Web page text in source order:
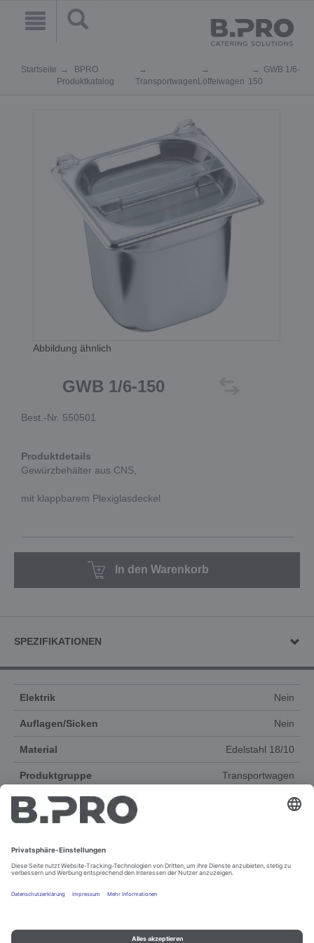
Startseite
BPRO
Produktkatalog
Transportwagen Löffelwagen
GWB 1/6-
150
Abbildung ähnlich
GWB 1/6-150
Best.-Nr. 550501
Produktdetails
Gewürzbehälter aus CNS,
mit klappbarem Plexiglasdeckel
In den Warenkorb
SPEZIFIKATIONEN
Elektrik Nein
Auflagen/Sicken Nein
Material Edelstahl 18/10
Produktgruppe Transportwagen
Zubehör Ja
ERSATZTEILE